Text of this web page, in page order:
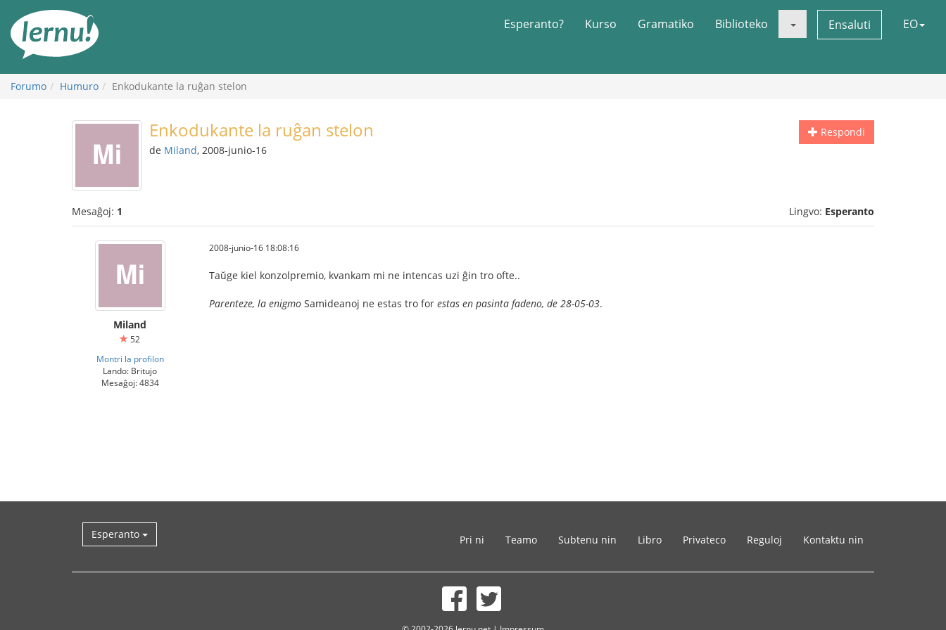
enhavo
Esperanto? Kurso Gramatiko Biblioteko Ensaluti EO
Forumo Humuro Enkodukante la ruĝan stelon
Respondi
Enkodukante la ruĝan stelon
de Miland, 2008-junio-16
Mesaĝoj: 1 Lingvo: Esperanto
Miland
52
Montri la profilon
Lando: Britujo
Mesaĝoj: 4834
2008-junio-16 18:08:16
Taŭge kiel konzolpremio, kvankam mi ne intencas uzi ĝin tro ofte..
Parenteze, la enigmo Samideanoj ne estas tro for estas en pasinta fadeno, de 28-05-03.
Esperanto Pri ni Teamo Subtenu nin Libro Privateco Reguloj Kontaktu nin